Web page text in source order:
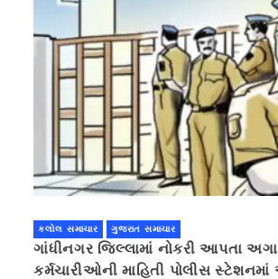
કલોલ સમાચાર ગુજરાત સમાચાર
ગાંધીનગર જિલ્લામાં નોકરી આપતા
કર્મચારીઓની માહિતી પોલીસ